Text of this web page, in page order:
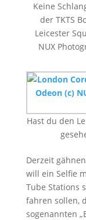
Keine
der TKTS
Leicester
NUX
Hast du den
Derzeit
will ein Selfie
Tube Stations
fahren sollen,
sogenannten